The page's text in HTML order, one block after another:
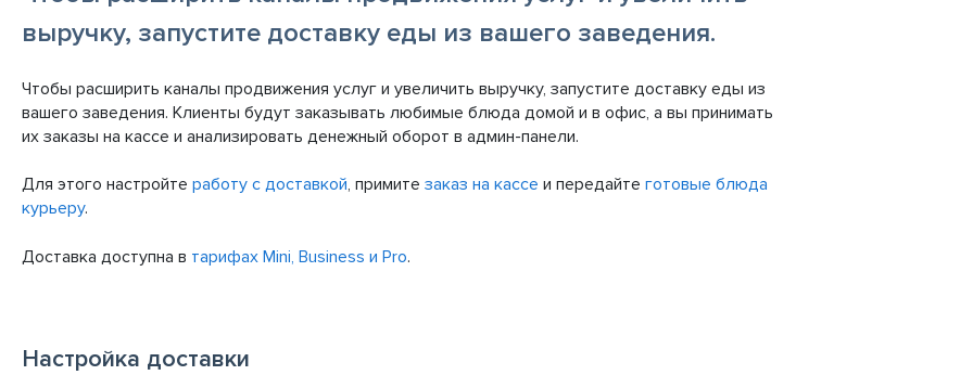
выручку, запустите доставку еды из вашего заведения.
Чтобы расширить каналы продвижения услуг и увеличить выручку, запустите доставку еды из
вашего заведения. Клиенты будут заказывать любимые блюда домой и в офис, а вы принимать
их заказы на кассе и анализировать денежный оборот в админ-панели.
Для этого настройте работу с доставкой, примите заказ на кассе и передайте готовые блюда
курьеру.
Доставка доступна в тарифах Mini, Business и Pro.
Настройка доставки